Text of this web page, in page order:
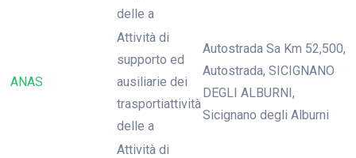
delle a
ANAS
Attività di
supporto ed
ausiliarie dei
trasportiattività
delle a
Autostrada Sa Km 52,500,
Autostrada, SICIGNANO
DEGLI ALBURNI,
Sicignano degli Alburni
Attività di